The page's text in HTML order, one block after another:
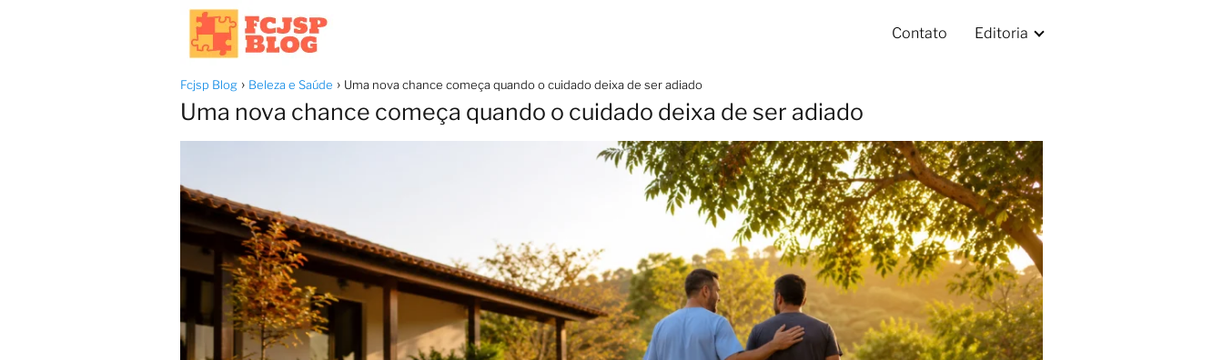
Contato Editoria
Fcjsp Blog Beleza e Saúde Uma nova chance começa quando o cuidado deixa de ser adiado
Uma nova chance começa quando o cuidado deixa de ser adiado